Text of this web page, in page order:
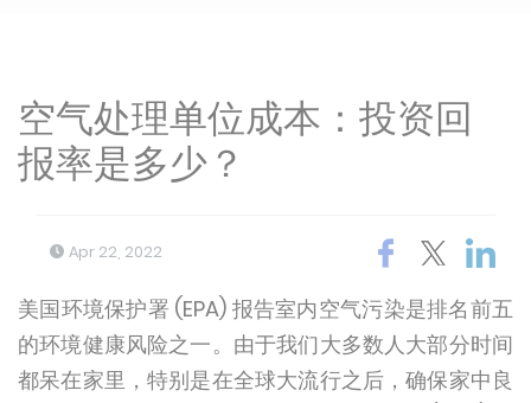
空气处理单位成本：投资回
报率是多少？
Apr 22, 2022
美国环境保护署 (EPA) 报告室内空气污染是排名前五
的环境健康风险之一。由于我们大多数人大部分时间
都呆在家里，特别是在全球大流行之后，确保家中良